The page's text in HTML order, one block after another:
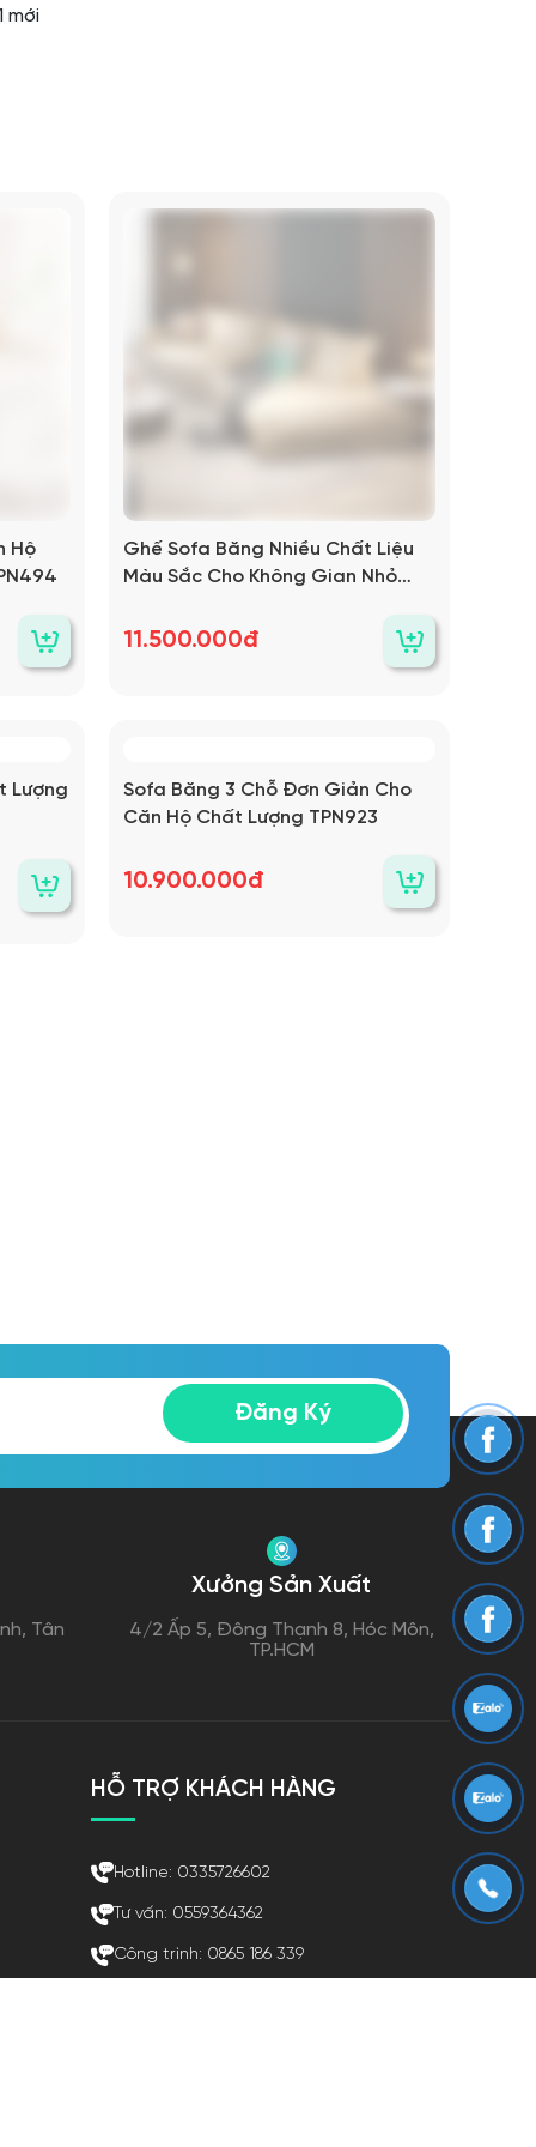
mới
Hộ
Ghế Sofa Băng Nhiều Chất Liệu
Màu Sắc Cho Không Gian Nhỏ
11.500.000đ
Đăng Ký
Tân
Xưởng Sản Xuất
4/2 Ấp 5, Đông Thạnh 8, Hóc Môn,
TP.HCM
HỖ TRỢ KHÁCH HÀNG
Hotline: 0335726602
Tư vấn: 0559364362
Công trình: 0865 186 339